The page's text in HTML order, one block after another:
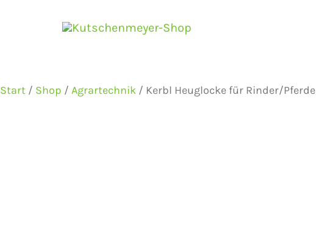
Start / Shop / Agrartechnik / Kerbl Heuglocke für Rinder/Pferde